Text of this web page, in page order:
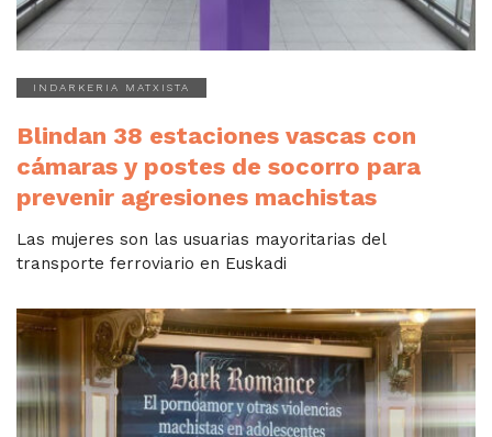
INDARKERIA MATXISTA
Blindan 38 estaciones vascas con
cámaras y postes de socorro para
prevenir agresiones machistas
Las mujeres son las usuarias mayoritarias del
transporte ferroviario en Euskadi